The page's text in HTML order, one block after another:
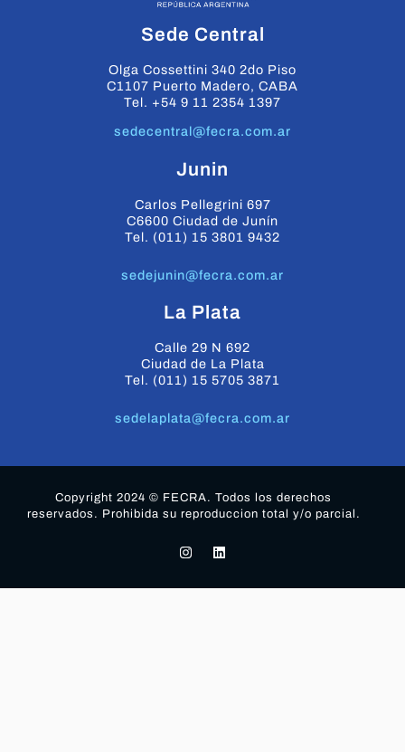
Sede Central
Olga Cossettini 340 2do Piso
C1107 Puerto Madero, CABA
Tel. +54 9 11 2354 1397
sedecentral@fecra.com.ar
Junin
Carlos Pellegrini 697
C6600 Ciudad de Junín
Tel. (011) 15 3801 9432
sedejunin@fecra.com.ar
La Plata
Calle 29 N 692
Ciudad de La Plata
Tel. (011) 15 5705 3871
sedelaplata@fecra.com.ar
Copyright 2024 © FECRA. Todos los derechos
reservados. Prohibida su reproduccion total y/o parcial.